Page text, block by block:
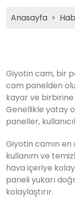
Anasayfa
Giyotin cam, bir
cam panelden
kayar ve
Genellikle yatay
paneller,
Giyotin camın
kullanım ve
hava içeriye
paneli yukarı
kolaylaştırır.